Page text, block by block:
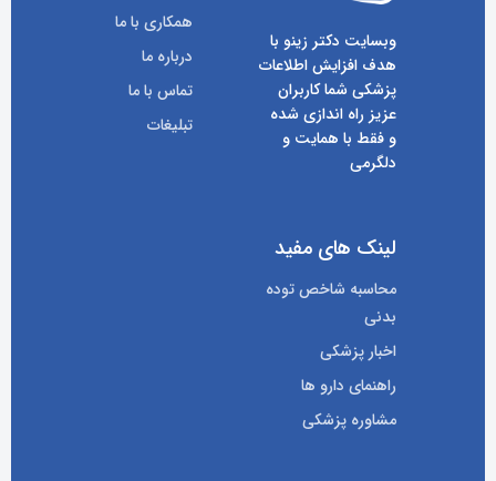
وبسایت دکتر زینو با
هدف افزایش اطلاعات
پزشکی شما کاربران
عزیز راه اندازی شده
و فقط با همایت و
دلگرمی
همکاری با ما
درباره ما
تماس با ما
تبلیغات
لینک های مفید
محاسبه شاخص توده
بدنی
اخبار پزشکی
راهنمای دارو ها
مشاوره پزشکی